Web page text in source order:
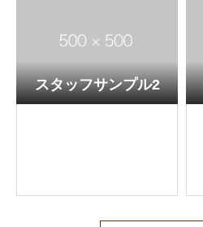
スタッフサンプル2